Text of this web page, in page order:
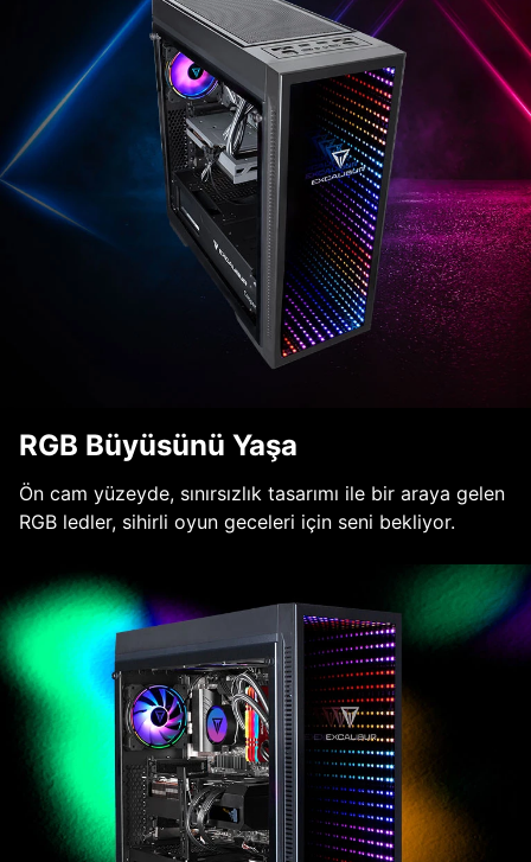
RGB Büyüsünü Yaşa
Ön cam yüzeyde, sınırsızlık tasarımı ile bir araya gelen
RGB ledler, sihirli oyun geceleri için seni bekliyor.